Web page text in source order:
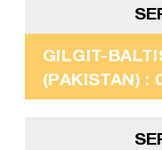
GILGIT-
(PAKISTAN) :